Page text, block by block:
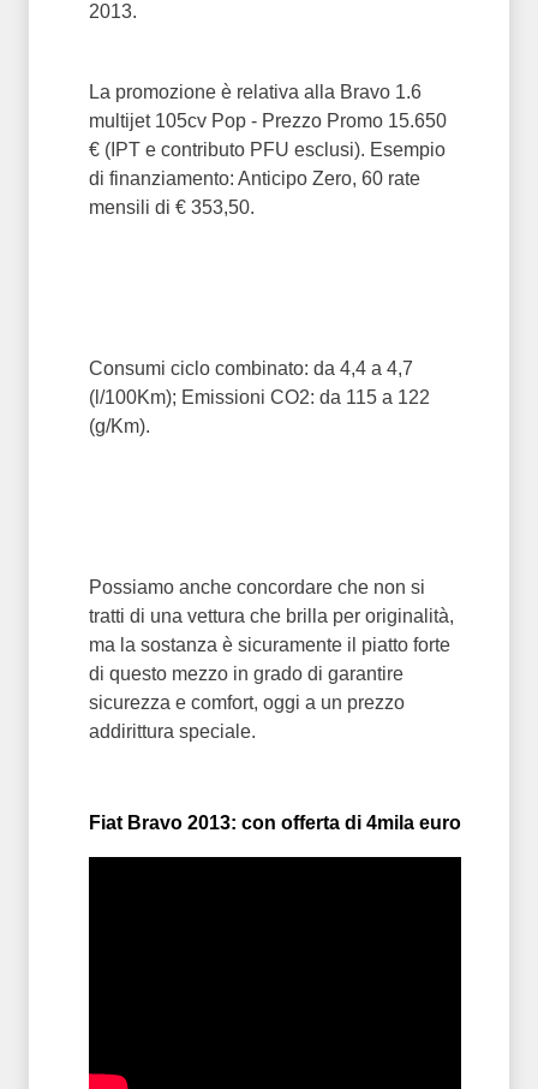
2013.
La promozione è relativa alla Bravo 1.6
multijet 105cv Pop - Prezzo Promo 15.650
€ (IPT e contributo PFU esclusi). Esempio
di finanziamento: Anticipo Zero, 60 rate
mensili di € 353,50.
Consumi ciclo combinato: da 4,4 a 4,7
(l/100Km); Emissioni CO2: da 115 a 122
(g/Km).
Possiamo anche concordare che non si
tratti di una vettura che brilla per originalità,
ma la sostanza è sicuramente il piatto forte
di questo mezzo in grado di garantire
sicurezza e comfort, oggi a un prezzo
addirittura speciale.
Fiat Bravo 2013: con offerta di 4mila euro